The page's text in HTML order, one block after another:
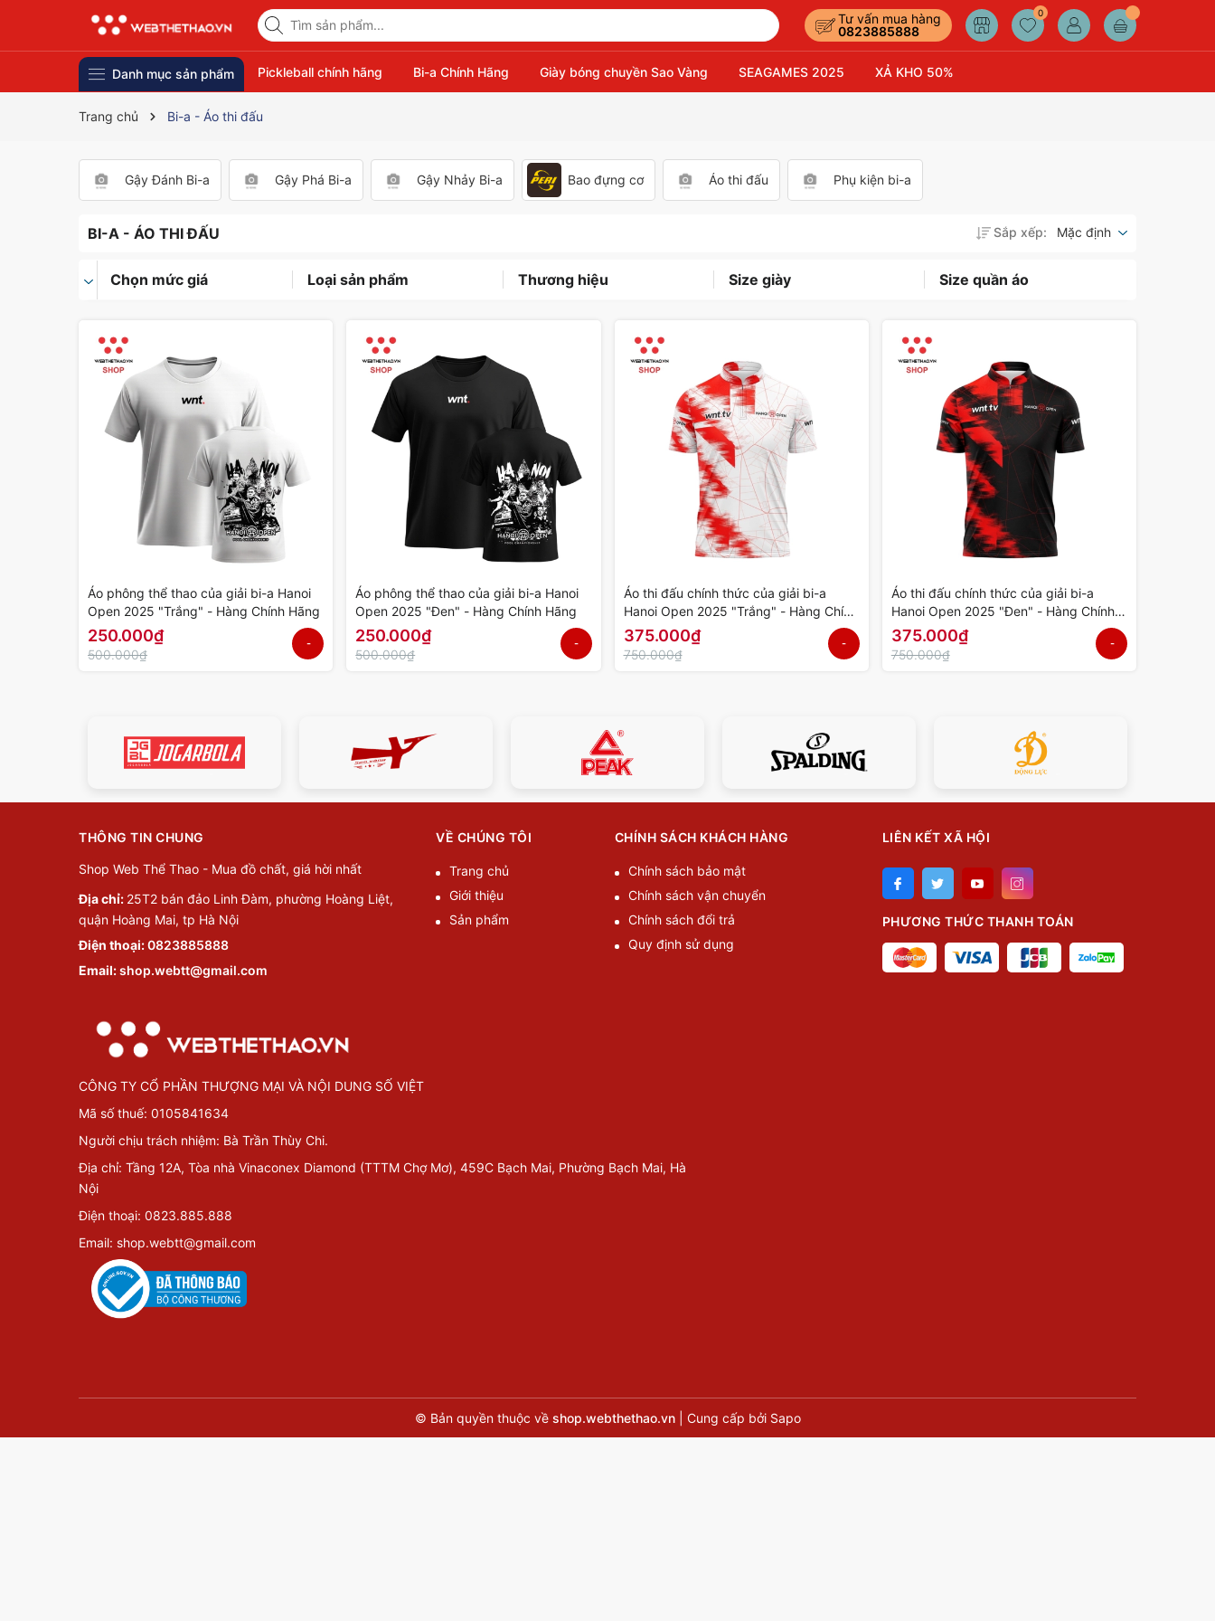
Tư vấn mua hàng
0823885888
0
Danh mục sản phẩm Pickleball chính hãng Bi-a Chính Hãng Giày bóng chuyền Sao Vàng SEAGAMES 2025 XẢ KHO 50%
Trang chủ Bi-a - Áo thi đấu
Gậy Đánh Bi-a Gậy Phá Bi-a Gậy Nhảy Bi-a Bao đựng cơ Áo thi đấu Phụ kiện bi-a
BI-A - ÁO THI ĐẤU
Chọn mức giá Loại sản phẩm Thương hiệu Size giày Size quần áo
Sắp xếp: Mặc định
Áo phông thể thao của giải bi-a Hanoi
Open 2025 "Trắng" - Hàng Chính Hãng
250.000₫
500.000₫
-
Áo phông thể thao của giải bi-a Hanoi
Open 2025 "Đen" - Hàng Chính Hãng
250.000₫
500.000₫
-
Áo thi đấu chính thức của giải bi-a
Hanoi Open 2025 "Trắng" - Hàng Chính
Hãng
375.000₫
750.000₫
-
Áo thi đấu chính thức của giải bi-a
Hanoi Open 2025 "Đen" - Hàng Chính
Hãng
375.000₫
750.000₫
-
THÔNG TIN CHUNG
Shop Web Thể Thao - Mua đồ chất, giá hời nhất
Địa chỉ: 25T2 bán đảo Linh Đàm, phường Hoàng Liệt,
quận Hoàng Mai, tp Hà Nội
Điện thoại:0823885888
Email:shop.webtt@gmail.com
VỀ CHÚNG TÔI
Trang chủ
Giới thiệu
Sản phẩm
CHÍNH SÁCH KHÁCH HÀNG
Chính sách bảo mật
Chính sách vận chuyển
Chính sách đổi trả
Quy định sử dụng
LIÊN KẾT XÃ HỘI
PHƯƠNG THỨC THANH TOÁN
CÔNG TY CỔ PHẦN THƯỢNG MẠI VÀ NỘI DUNG SỐ VIỆT
Mã số thuế: 0105841634
Người chịu trách nhiệm: Bà Trần Thùy Chi.
Địa chỉ: Tầng 12A, Tòa nhà Vinaconex Diamond (TTTM Chợ Mơ), 459C Bạch Mai, Phường Bạch Mai, Hà
Nội
Điện thoại: 0823.885.888
Email: shop.webtt@gmail.com
© Bản quyền thuộc về shop.webthethao.vn Cung cấp bởi Sapo